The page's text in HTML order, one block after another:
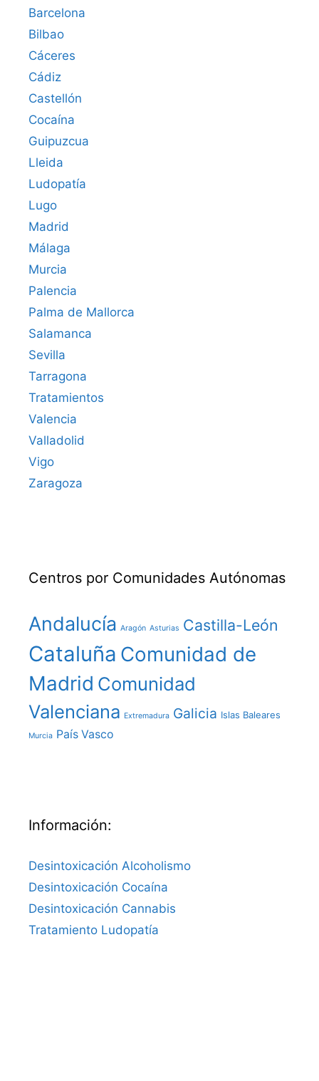
Barcelona
Bilbao
Cáceres‎
Cádiz
Castellón
Cocaína
Guipuzcua
Lleida
Ludopatía
Lugo
Madrid
Málaga
Murcia
Palencia
Palma de Mallorca
Salamanca
Sevilla
Tarragona
Tratamientos
Valencia
Valladolid
Vigo
Zaragoza
Centros por Comunidades Autónomas
Andalucía Aragón Asturias Castilla-León
Cataluña Comunidad de
Madrid Comunidad
Valenciana Extremadura Galicia Islas Baleares
Murcia País Vasco
Información:
Desintoxicación Alcoholismo
Desintoxicación Cocaína
Desintoxicación Cannabis
Tratamiento Ludopatía